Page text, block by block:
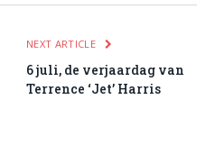
NEXT ARTICLE
6 juli, de verjaardag van
Terrence ‘Jet’ Harris